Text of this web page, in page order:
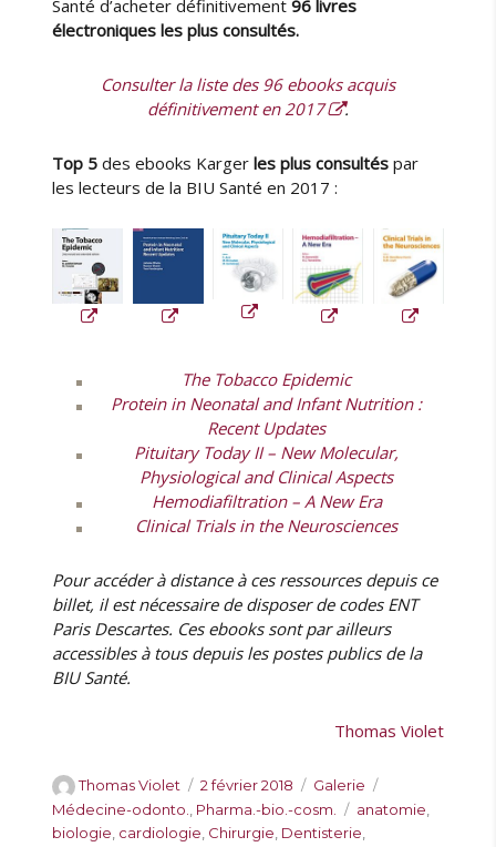
l
a
a
t
r
e
Santé d’acheter définitivement96 livres
électroniques les plus consultés.
Consulter la liste des 96 ebooks acquis
définitivement en 2017
.
Top 5 des ebooks Kargerles plus consultés par
les lecteurs de la BIU Santé en 2017 :
The Tobacco Epidemic
Protein in Neonatal and Infant Nutrition :
Recent Updates
Pituitary Today II – New Molecular,
Physiological and Clinical Aspects
Hemodiafiltration – A New Era
Clinical Trials in the Neurosciences
Pour accéder à distance à ces ressources depuis ce
billet, il est nécessaire de disposer de codes ENT
Paris Descartes. Ces ebooks sont par ailleurs
accessibles à tous depuis les postes publics de la
BIU Santé.
Thomas Violet
A
u
t
Thomas Violet
P
u
b
2 février 2018
F
o
r
Galerie
a
Médecine-odonto. Pharma.-bio.-cosm.
É
t
anatomie
biologie cardiologie Chirurgie Dentisterie